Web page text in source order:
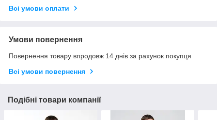
Всі умови оплати
Умови повернення
Повернення товару впродовж 14 днів за рахунок покупця
Всі умови повернення
Подібні товари компанії